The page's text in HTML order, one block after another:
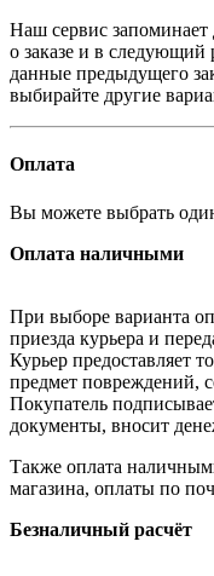
Наш сервис
о заказе и в следующий
данные предыдущего
выбирайте другие
Оплата
Вы можете выбрать
Оплата наличными
При выборе варианта
приезда курьера и
Курьер предоставляет
предмет повреждений,
Покупатель
документы, вносит
Также оплата
магазина, оплаты по
Безналичный расчёт